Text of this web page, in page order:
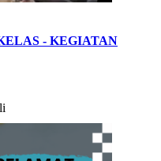
- KEGIATAN